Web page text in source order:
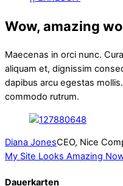
Wow, amazing
Maecenas in orci nunc.
aliquam et, dignissim
dapibus arcu egestas
commodo rutrum.
Diana JonesCEO, Nice
My Site Looks Amazing
Dauerkarten